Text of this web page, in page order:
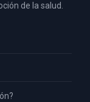
de la salud.